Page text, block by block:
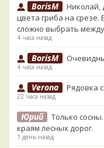
BorisM
Николай,
цвета гриба на
сложно выбрать
4 часа назад
BorisM
4 часа назад
Verona Рядовка
22 часа назад
Юрий
Только
краям лесных дорог.
1 день назад